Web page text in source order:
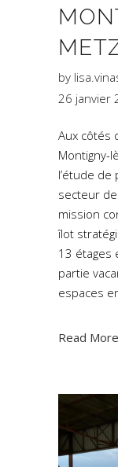
by
26 janvier
Aux côtés
Montigny-
l’étude
secteur
mission
îlot
13 étages
partie
espaces
Read More